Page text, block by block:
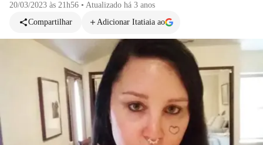
20/03/2023 às 21h56 • Atualizado há 3 anos
Compartilhar
Adicionar Itatiaia ao